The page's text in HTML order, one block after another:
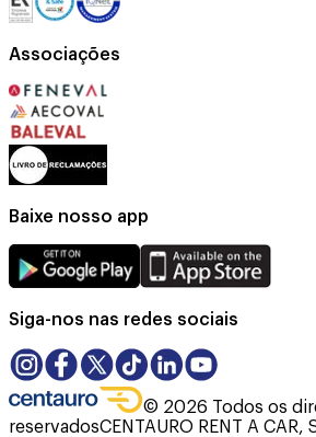
Associações
Baixe nosso app
Siga-nos nas redes sociais
© 2026 Todos os
reservadosCENTAURO RENT A CAR,